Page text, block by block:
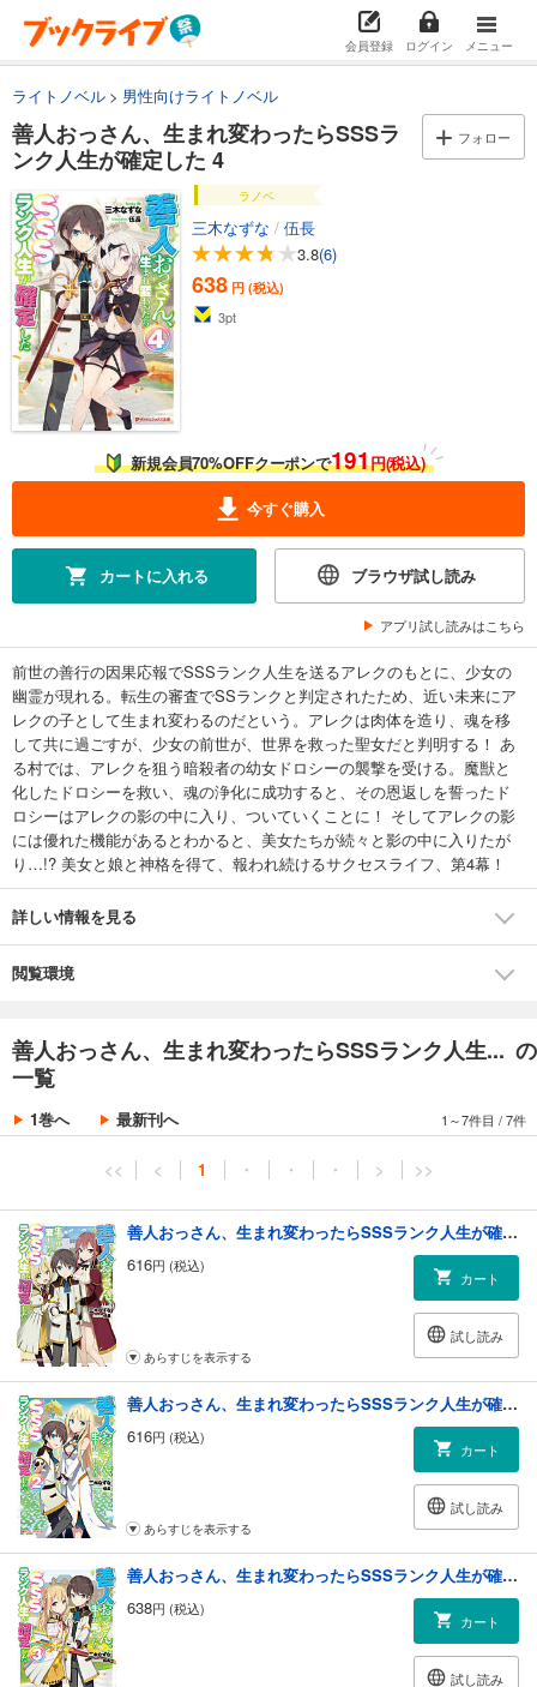
会員登録 ログイン メニュー
ライトノベル 男性向けライトノベル
善人おっさん、生まれ変わったらSSSラ
ンク人生が確定した 4
フォロー
ラノベ
三木なずな / 伍長
3.8(6)
638 円 (税込)
3pt
新規会員70%OFFクーポンで191円(税込)
今すぐ購入
カートに入れる ブラウザ試し読み
アプリ試し読みはこちら
前世の善行の因果応報でSSSランク人生を送るアレクのもとに、少女の
幽霊が現れる。転生の審査でSSランクと判定されたため、近い未来にア
レクの子として生まれ変わるのだという。アレクは肉体を造り、魂を移
して共に過ごすが、少女の前世が、世界を救った聖女だと判明する！ あ
る村では、アレクを狙う暗殺者の幼女ドロシーの襲撃を受ける。魔獣と
化したドロシーを救い、魂の浄化に成功すると、その恩返しを誓ったド
ロシーはアレクの影の中に入り、ついていくことに！ そしてアレクの影
には優れた機能があるとわかると、美女たちが続々と影の中に入りたが
り…!? 美女と娘と神格を得て、報われ続けるサクセスライフ、第4幕！
詳しい情報を見る
閲覧環境
善人おっさん、生まれ変わったらSSSランク人生... の
一覧
1巻へ 最新刊へ 1～7件目 /7件
<< < 1 ・ ・ ・ > >>
善人おっさん、生まれ変わったらSSSランク人生が確定した
616円 (税込)
カート
試し読み
あらすじを表示する
善人おっさん、生まれ変わったらSSSランク人生が確定した 2
616円 (税込)
カート
試し読み
あらすじを表示する
善人おっさん、生まれ変わったらSSSランク人生が確定した 3
638円 (税込)
カート
試し読み